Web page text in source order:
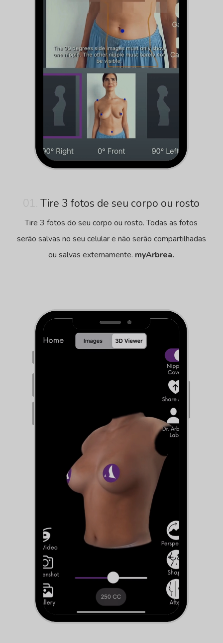
Tire 3 fotos de seu corpo ou rosto
Tire 3 fotos do seu corpo ou rosto. Todas as fotos
serão salvas no seu celular e não serão compartilhadas
ou salvas externamente. myArbrea.